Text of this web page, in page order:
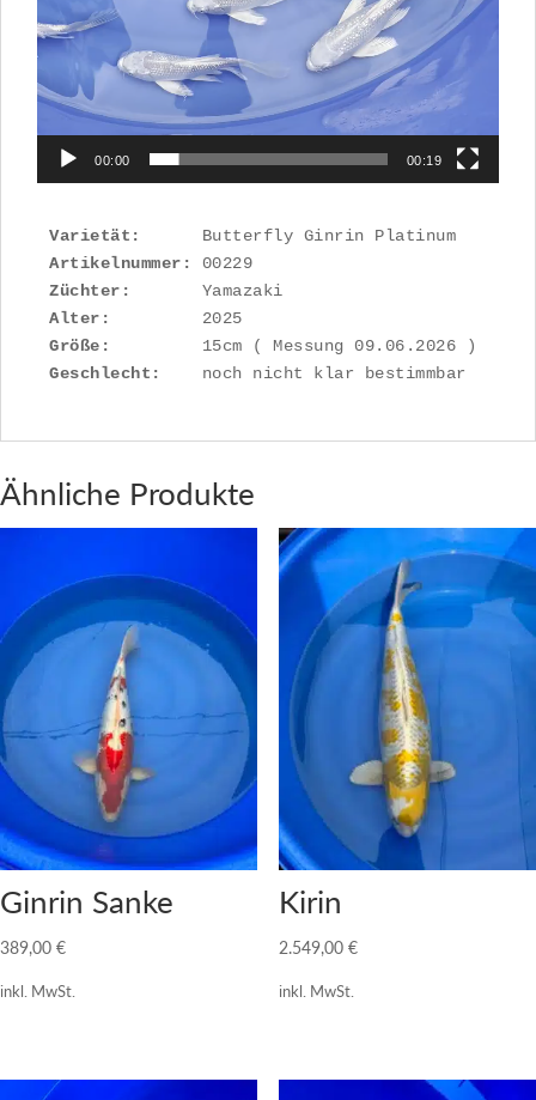
00:00 00:19
Varietät:
Artikelnummer:
Züchter:
Alter:
Größe:
Geschlecht:
    noch nicht klar bestimmbar
Ähnliche Produkte
Ginrin Sanke
389,00 €
inkl. MwSt.
Kirin
2.549,00 €
inkl. MwSt.